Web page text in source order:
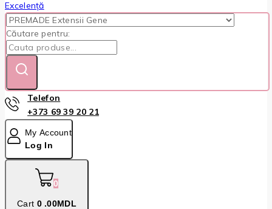
Căutare pentru:
Telefon
+373 69 39 20 21
My Account
Log In
0
Cart 0 .00MDL